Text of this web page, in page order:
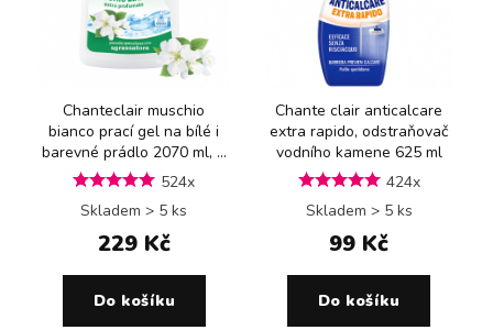
Chanteclair muschio
bianco prací gel na bílé i
barevné prádlo 2070 ml, ...
524x
Skladem > 5 ks
229 Kč
Do košíku
Chante clair anticalcare
extra rapido, odstraňovač
vodního kamene 625 ml
424x
Skladem > 5 ks
99 Kč
Do košíku